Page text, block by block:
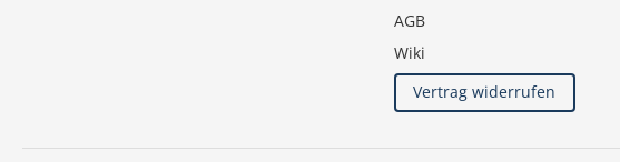
AGB
Wiki
Vertrag widerrufen